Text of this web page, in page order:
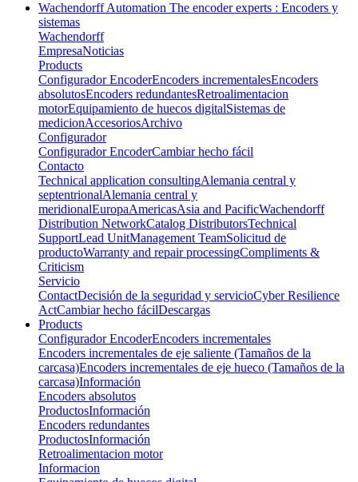
Wachendorff Automation The encoder experts : Encoders y
sistemas
Wachendorff
EmpresaNoticias
Products
Configurador EncoderEncoders incrementalesEncoders
absolutosEncoders redundantesRetroalimentacion
motorEquipamiento de huecos digitalSistemas de
medicionAccesoriosArchivo
Configurador
Configurador EncoderCambiar hecho fácil
Contacto
Technical application consultingAlemania central y
septentrionalAlemania central y
meridionalEuropaAmericasAsia and PacificWachendorff
Distribution NetworkCatalog DistributorsTechnical
SupportLead UnitManagement TeamSolicitud de
productoWarranty and repair processingCompliments &
Criticism
Servicio
ContactDecisión de la seguridad y servicioCyber Resilience
ActCambiar hecho fácilDescargas
Products
Configurador EncoderEncoders incrementales
Encoders incrementales de eje saliente (Tamaños de la
carcasa)Encoders incrementales de eje hueco (Tamaños de la
carcasa)Información
Encoders absolutos
ProductosInformación
Encoders redundantes
ProductosInformación
Retroalimentacion motor
Informacion